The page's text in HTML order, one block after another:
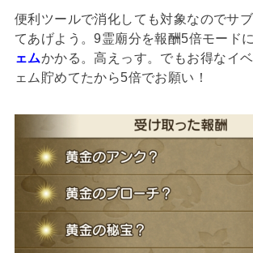
便利ツールで消化しても対象なのでサ
てあげよう。9霊廟分を報酬5倍モード
ェムかかる。高えっす。でもお得なイ
ェム貯めてたから5倍でお願い！